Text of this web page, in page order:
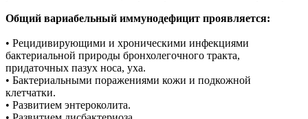
Общий вариабельный иммунодефицит проявляется:
• Рецидивирующими и хроническими инфекциями
бактериальной природы бронхолегочного тракта,
придаточных пазух носа, уха.
• Бактериальными поражениями кожи и подкожной
клетчатки.
• Развитием энтероколита.